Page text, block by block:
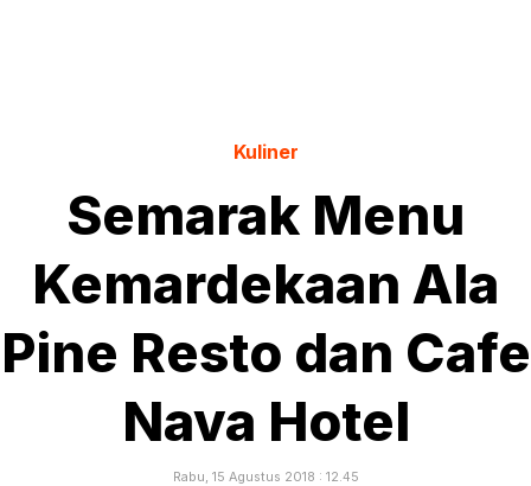
Kuliner
Semarak Menu
Kemardekaan Ala
Pine Resto dan Cafe
Nava Hotel
Rabu, 15 Agustus 2018 : 12.45